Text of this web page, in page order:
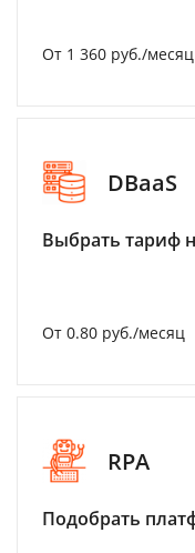
От 1 360 руб./месяц
DBaaS
Выбрать тариф
От 0.80 руб./месяц
RPA
Подобрать